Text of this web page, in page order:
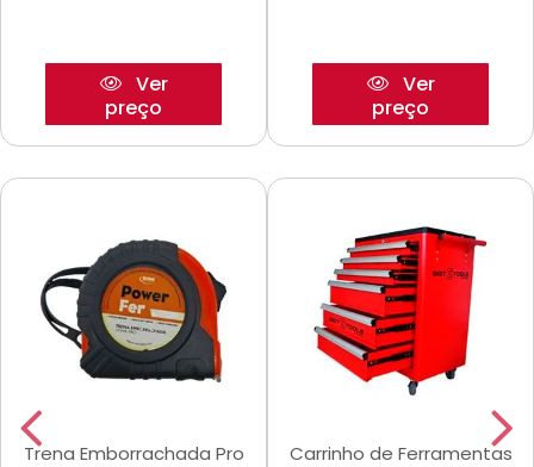
Ver
preço
Ver
preço
Trena Emborrachada Pro
Carrinho de Ferramentas